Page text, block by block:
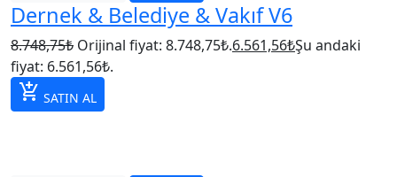
Dernek & Belediye & Vakıf V6
8.748,75₺ Orijinal fiyat: 8.748,75₺.6.561,56₺Şu andaki
fiyat: 6.561,56₺.
add_shopping_cart SATIN AL